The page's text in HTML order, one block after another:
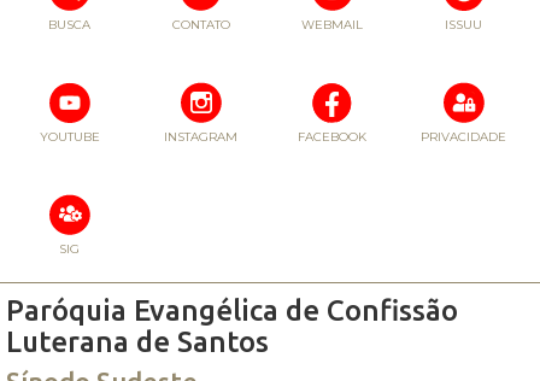
BUSCA CONTATO WEBMAIL ISSUU
YOUTUBE INSTAGRAM FACEBOOK PRIVACIDADE
SIG
Paróquia Evangélica de Confissão
Luterana de Santos